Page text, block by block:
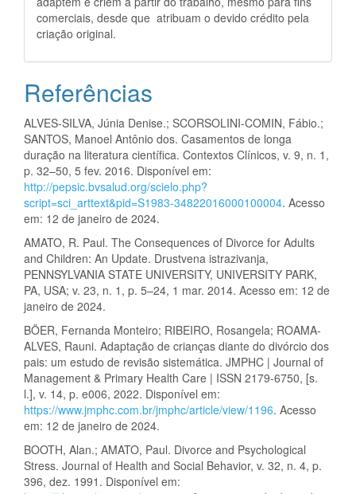
comerciais, desde que atribuam o devido crédito pela
criação original.
Referências
ALVES-SILVA, Júnia Denise.; SCORSOLINI-COMIN, Fábio.;
SANTOS, Manoel Antônio dos. Casamentos de longa
duração na literatura científica. Contextos Clínicos, v. 9, n. 1,
p. 32–50, 5 fev. 2016. Disponível em:
http://pepsic.bvsalud.org/scielo.php?
script=sci_arttext&pid=S1983-34822016000100004. Acesso
em: 12 de janeiro de 2024.
AMATO, R. Paul. The Consequences of Divorce for Adults
and Children: An Update. Drustvena istrazivanja,
PENNSYLVANIA STATE UNIVERSITY, UNIVERSITY PARK,
PA, USA; v. 23, n. 1, p. 5–24, 1 mar. 2014. Acesso em: 12 de
janeiro de 2024.
BÖER, Fernanda Monteiro; RIBEIRO, Rosangela; ROAMA-
ALVES, Rauni. Adaptação de crianças diante do divórcio dos
pais: um estudo de revisão sistemática. JMPHC | Journal of
Management & Primary Health Care | ISSN 2179-6750, [s.
l.], v. 14, p. e006, 2022. Disponível em:
https://www.jmphc.com.br/jmphc/article/view/1196. Acesso
em: 12 de janeiro de 2024.
BOOTH, Alan.; AMATO, Paul. Divorce and Psychological
Stress. Journal of Health and Social Behavior, v. 32, n. 4, p.
396, dez. 1991. Disponível em: